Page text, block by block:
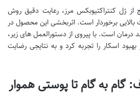
از ژل کنتراکتیوبکس مرز، رعایت دقیق روش
برخوردار است. اثربخشی این محصول در
درمان است. با پیروی از دستورالعمل های زیر،
اسکار را تجربه کرد و به نتایجی رضایت
به گام تا پوستی هموار